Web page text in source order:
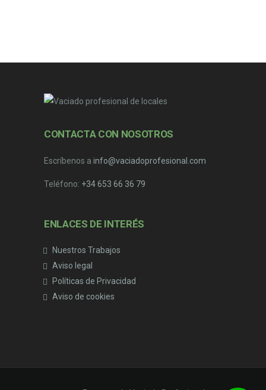
CONTACTA CON NOSOTROS
Escríbenos a info@vaciadoprofesional.com
Teléfono: +34 653 66 36 79
ENLACES DE INTERÉS
Nuestros Trabajos
Aviso legal
Políticas de Privacidad
Aviso de cookies